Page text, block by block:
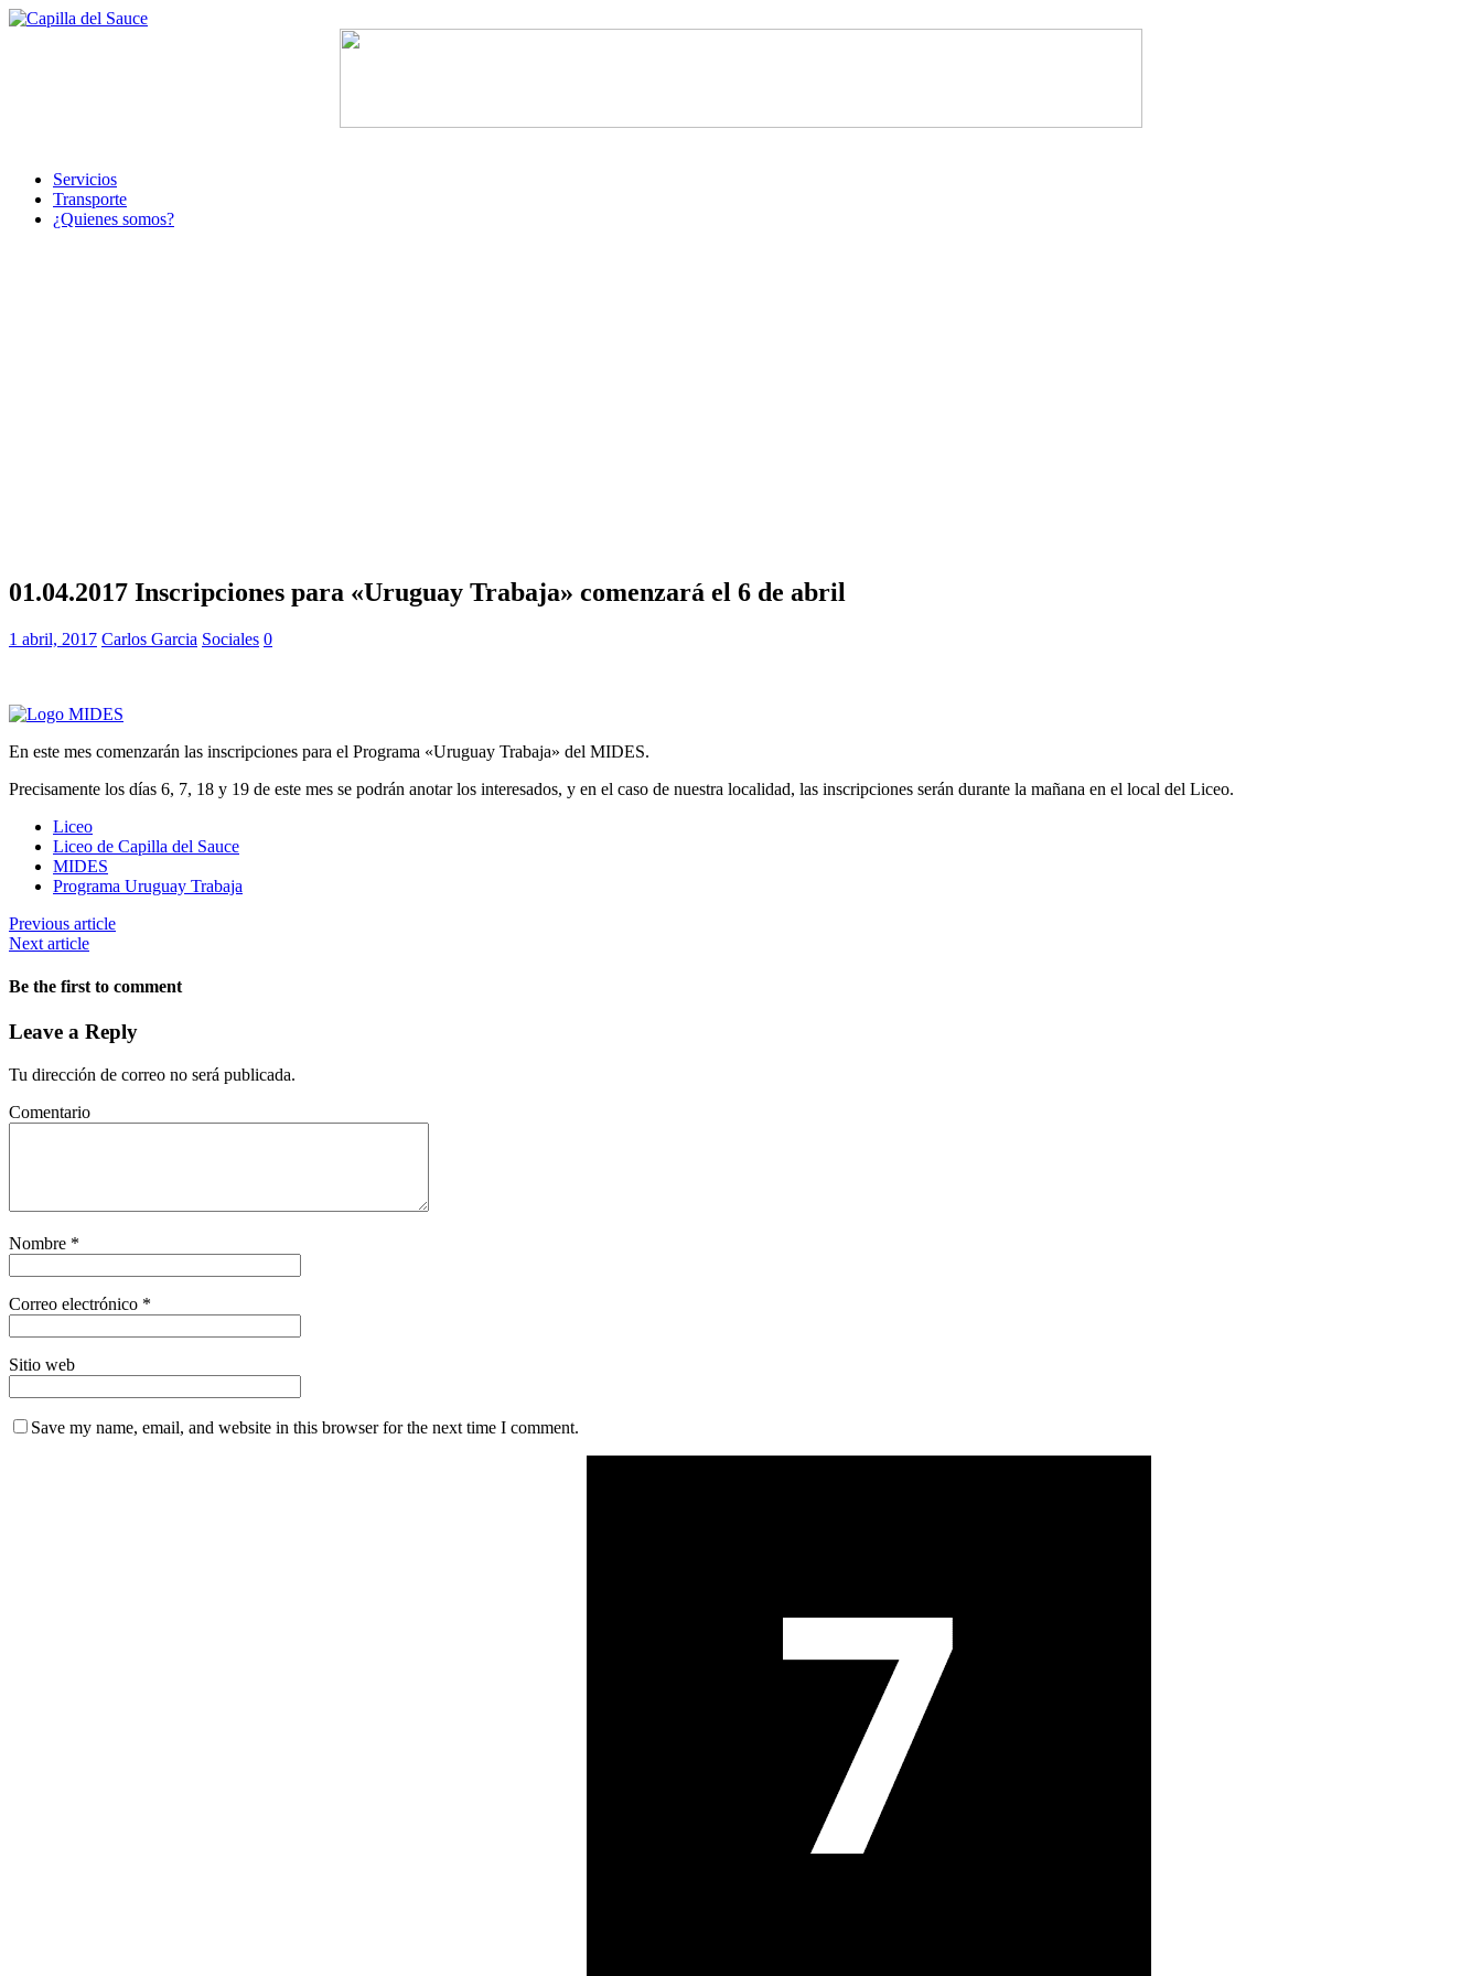
Servicios
Transporte
¿Quienes somos?
01.04.2017 Inscripciones para «Uruguay Trabaja» comenzará el 6 de abril
1 abril, 2017 Carlos Garcia Sociales 0
En este mes comenzarán las inscripciones para el Programa «Uruguay Trabaja» del MIDES.
Precisamente los días 6, 7, 18 y 19 de este mes se podrán anotar los interesados, y en el caso de nuestra localidad, las inscripciones serán durante la mañana en el local del Liceo.
Liceo
Liceo de Capilla del Sauce
MIDES
Programa Uruguay Trabaja
Previous article
Next article
Be the first to comment
Leave a Reply
Tu dirección de correo no será publicada.
Comentario
Nombre *
Correo electrónico *
Sitio web
Save my name, email, and website in this browser for the next time I comment.